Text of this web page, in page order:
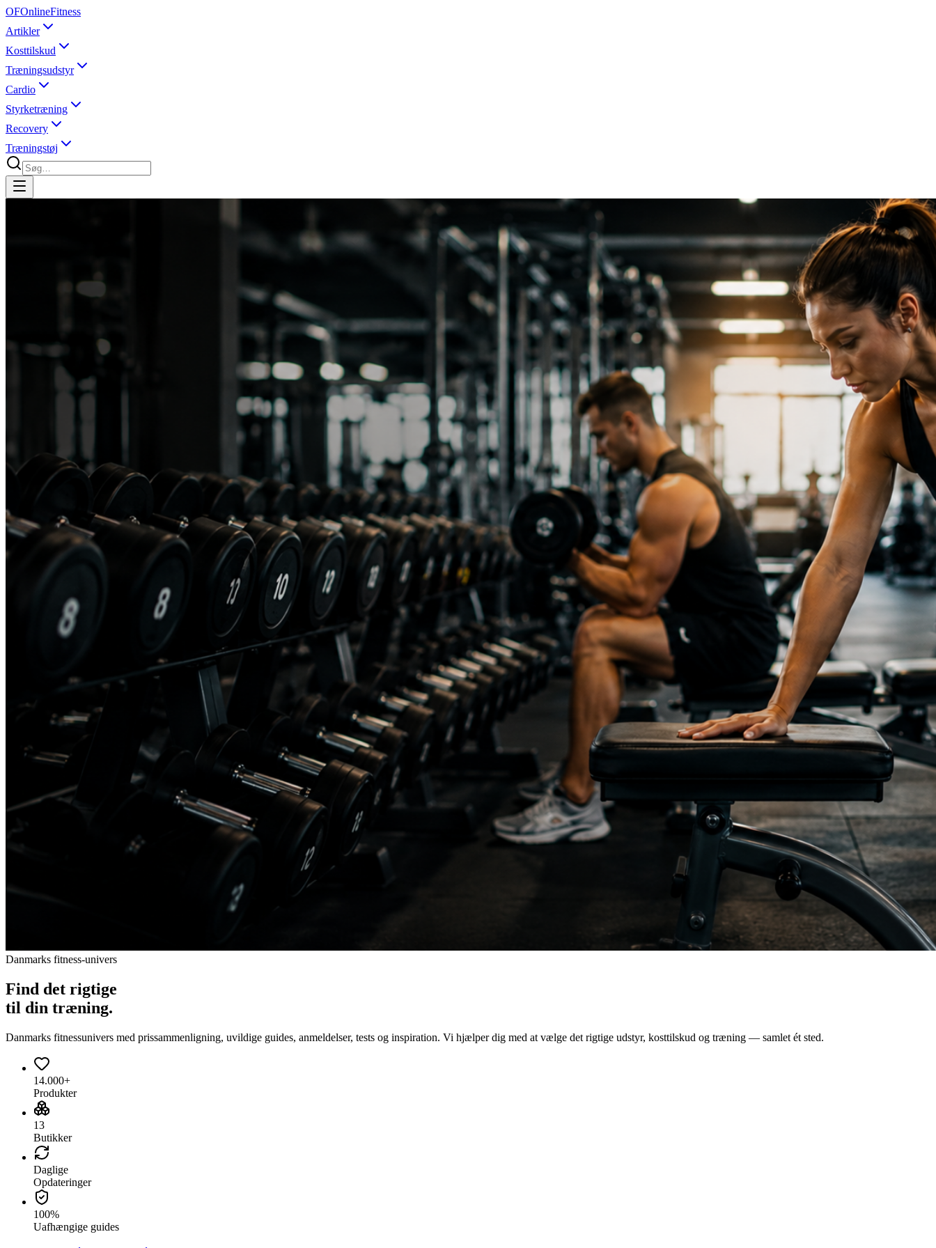
OFOnlineFitness
Artikler
Kosttilskud
Træningsudstyr
Cardio
Styrketræning
Recovery
Træningstøj
Danmarks fitness-univers
Find det rigtige
til din træning.
Danmarks fitnessunivers med prissammenligning, uvildige guides, anmeldelser, tests og inspiration. Vi hjælper dig med at vælge det rigtige udstyr, kosttilskud og træning — samlet ét sted.
14.000+
Produkter
13
Butikker
Daglige
Opdateringer
100%
Uafhængige guides